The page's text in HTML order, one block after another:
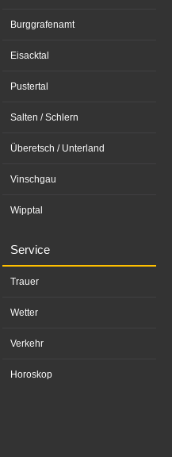
Burggrafenamt
Eisacktal
Pustertal
Salten / Schlern
Überetsch / Unterland
Vinschgau
Wipptal
Service
Trauer
Wetter
Verkehr
Horoskop